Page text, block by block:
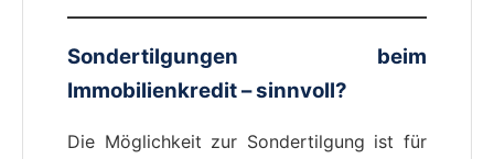
Sondertilgungen beim
Immobilienkredit – sinnvoll?
Die Möglichkeit zur Sondertilgung ist für